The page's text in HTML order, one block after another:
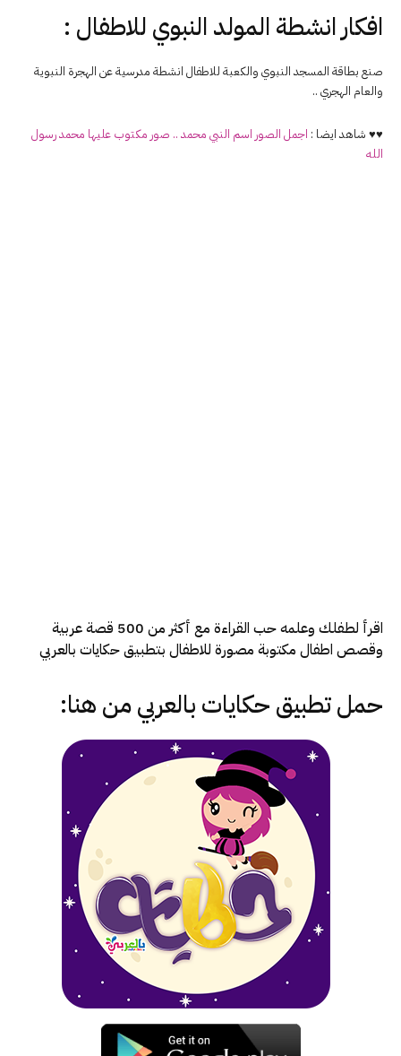
افكار انشطة المولد النبوي للاطفال :
صنع بطاقة المسجد النبوي والكعبة للاطفال انشطة مدرسية عن الهجرة النبوية
والعام الهجري ..
♥♥ شاهد ايضا : اجمل الصور اسم النبي محمد .. صور مكتوب عليها محمد رسول
الله
اقرأ لطفلك وعلمه حب القراءة مع أكثر من 500 قصة عربية
وقصص اطفال مكتوبة مصورة للاطفال بتطبيق حكايات بالعربي
حمل تطبيق حكايات بالعربيمن هنا: